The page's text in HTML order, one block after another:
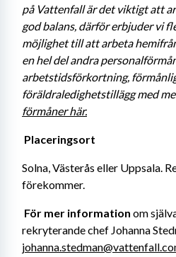
på Vattenfall är det viktigt att
god balans, därför erbjuder vi
möjlighet till att arbeta
en hel del andra
arbetstidsförkortning,
föräldraledighetstillägg med
förmåner här.
Placeringsort
Solna, Västerås eller Uppsala.
förekommer.
För mer information om